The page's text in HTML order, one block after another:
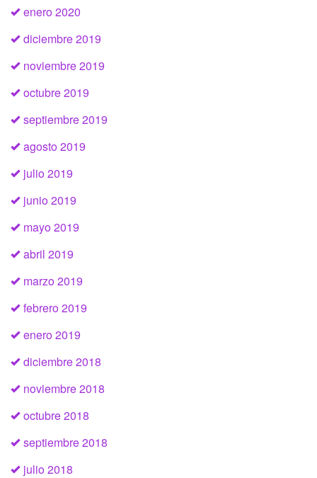
enero 2020
diciembre 2019
noviembre 2019
octubre 2019
septiembre 2019
agosto 2019
julio 2019
junio 2019
mayo 2019
abril 2019
marzo 2019
febrero 2019
enero 2019
diciembre 2018
noviembre 2018
octubre 2018
septiembre 2018
julio 2018